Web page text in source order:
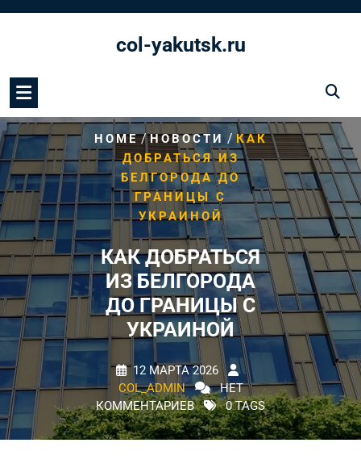
col-yakutsk.ru
HOME/НОВОСТИ /КАК
ДОБРАТЬСЯ ИЗ
БЕЛГОРОДА ДО
ГРАНИЦЫ С
УКРАИНОЙ
КАК ДОБРАТЬСЯ
ИЗ БЕЛГОРОДА
ДО ГРАНИЦЫ С
УКРАИНОЙ
12 МАРТА 2026
COL_ADMIN
НЕТ
КОММЕНТАРИЕВ
0 TAGS